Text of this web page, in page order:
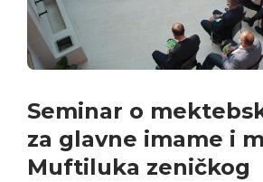
Seminar o
za glavne imame i
Muftiluka zeničkog